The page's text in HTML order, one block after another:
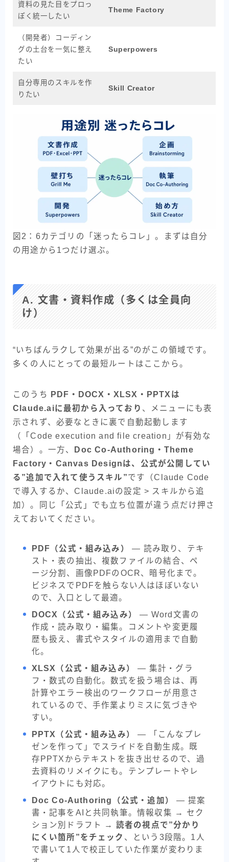
資料の見た目をプロっ
ぽく統一したい
Theme Factory
（開発者）コーディン
グの土台を一気に整え
たい
Superpowers
自分専用のスキルを作
りたい
Skill Creator
図2：6カテゴリの「迷ったらコレ」。まずは自分
の用途から1つだけ選ぶ。
A. 文書・資料作成（多くは全員向
け）
“いちばんラクして効果が出る”のがこの領域です。
多くの人にとっての最短ルートはここから。
このうち
PDF・DOCX・XLSX・PPTXは
Claude.aiに最初から入っており 、メニューにも表
示されず、必要なときに裏で自動起動します
（「Code execution and file creation」が有効な
場合）。一方、
Doc Co-Authoring・Theme
Factory・Canvas Designは、公式が公開してい
る”追加で入れて使うスキル”です（Claude Code
で導入するか、Claude.aiの設定 > スキルから追
加）。同じ「公式」でも立ち位置が違う点だけ押さ
えておいてください。
PDF（公式・組み込み）
— 読み取り、テキ
スト・表の抽出、複数ファイルの結合、ペ
ージ分割、画像PDFのOCR、暗号化まで。
ビジネスでPDFを触らない人はほぼいない
ので、入口として最適。
DOCX（公式・組み込み）
— Word文書の
作成・読み取り・編集。コメントや変更履
歴も扱え、書式やスタイルの適用まで自動
化。
XLSX（公式・組み込み）
— 集計・グラ
フ・数式の自動化。数式を扱う場合は、再
計算やエラー検出のワークフローが用意さ
れているので、手作業よりミスに気づきや
すい。
PPTX（公式・組み込み）
— 「こんなプレ
ゼンを作って」でスライドを自動生成。既
存PPTXからテキストを抜き出せるので、過
去資料のリメイクにも。テンプレートやレ
イアウトにも対応。
Doc Co-Authoring（公式・追加）
— 提案
書・記事をAIと共同執筆。情報収集 → セク
ション別ドラフト → 読者の視点で”分かり
にくい箇所”をチェック 、という3段階。1人
で書いて1人で校正していた作業が変わりま